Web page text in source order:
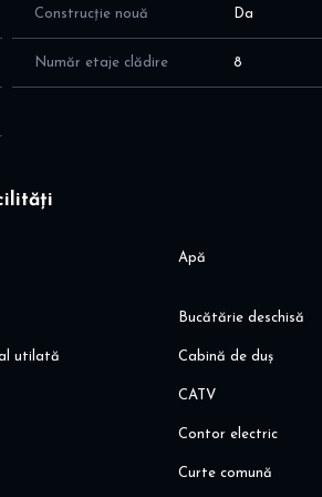
de climatizare, inovatie LG folosita in
se impleteste cu inovatia, intr-un
Construcție nouă Da
Număr etaje clădire 8
Apă
Bucătărie deschisă
utilată Cabină de duș
CATV
Contor electric
Curte comună